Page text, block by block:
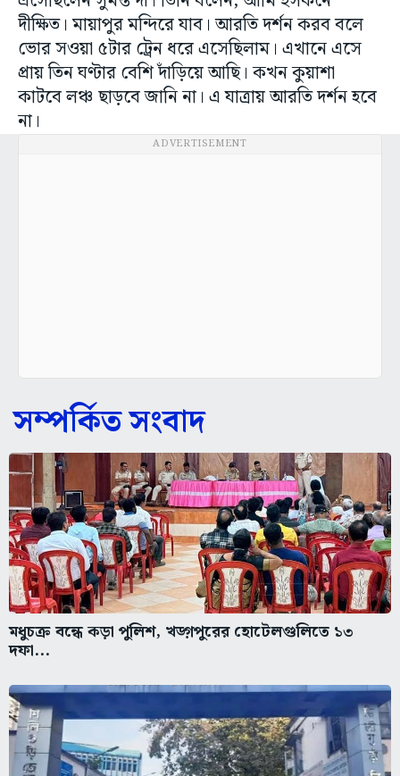
দীক্ষিত। মায়াপুর মন্দিরে যাব। আরতি দর্শন করব বলে
ভোর সওয়া ৫টার ট্রেন ধরে এসেছিলাম। এখানে এসে
প্রায় তিন ঘণ্টার বেশি দাঁড়িয়ে আছি। কখন কুয়াশা
কাটবে লঞ্চ ছাড়বে জানি না। এ যাত্রায় আরতি দর্শন হবে
না।
ADVERTISEMENT
সম্পর্কিত সংবাদ
মধুচক্র বন্ধে কড়া পুলিশ, খড়্গপুরের হোটেলগুলিতে ১৩
দফা...